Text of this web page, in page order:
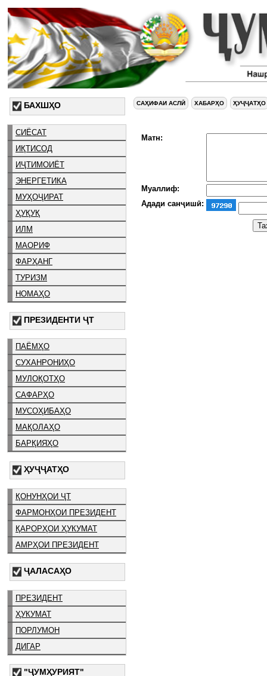
БАХШҲО
СИЁСАТ
ИҚТИСОД
ИҶТИМОИЁТ
ЭНЕРГЕТИКА
МУҲОҶИРАТ
ҲУҚУҚ
ИЛМ
МАОРИФ
ФАРҲАНГ
ТУРИЗМ
НОМАҲО
ПРЕЗИДЕНТИ ҶТ
ПАЁМҲО
СУХАНРОНИҲО
МУЛОҚОТҲО
САФАРҲО
МУСОҲИБАҲО
МАҚОЛАҲО
БАРҚИЯҲО
ҲУҶҶАТҲО
ҚОНУНҲОИ ҶТ
ФАРМОНҲОИ ПРЕЗИДЕНТ
ҚАРОРҲОИ ҲУКУМАТ
АМРҲОИ ПРЕЗИДЕНТ
ҶАЛАСАҲО
ПРЕЗИДЕНТ
ҲУКУМАТ
ПОРЛУМОН
ДИГАР
"ҶУМҲУРИЯТ"
САҲИФАИ АСЛӢ ХАБАРҲО ҲУҶҶАТҲО
Матн:
Муаллиф:
Адади санҷишӣ: